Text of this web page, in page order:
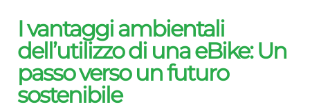
I vantaggi ambientali
dell’utilizzo di una eBike: Un
passo verso un futuro
sostenibile